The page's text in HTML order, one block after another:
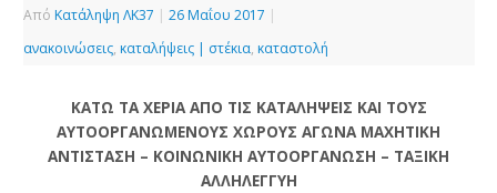
Από Κατάληψη ΛΚ37 | 26 Μαΐου 2017 |
ανακοινώσεις, καταλήψεις | στέκια, καταστολή
ΚΑΤΩ ΤΑ ΧΕΡΙΑ ΑΠΟ ΤΙΣ ΚΑΤΑΛΗΨΕΙΣ ΚΑΙ ΤΟΥΣ
ΑΥΤΟΟΡΓΑΝΩΜΕΝΟΥΣ ΧΩΡΟΥΣ ΑΓΩΝΑ ΜΑΧΗΤΙΚΗ
ΑΝΤΙΣΤΑΣΗ – ΚΟΙΝΩΝΙΚΗ ΑΥΤΟΟΡΓΑΝΩΣΗ – ΤΑΞΙΚΗ
ΑΛΛΗΛΕΓΓΥΗ